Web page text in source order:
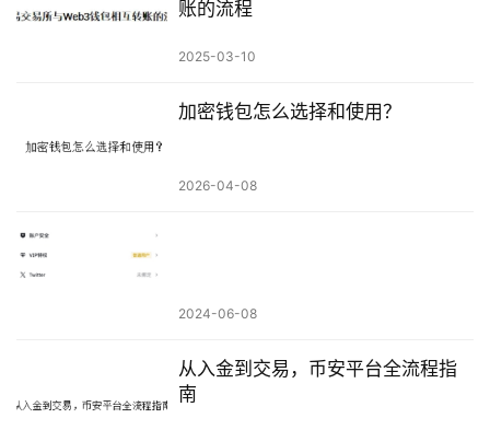
账的流程
2025-03-10
加密钱包怎么选择和使用？
2026-04-08
2024-06-08
从入金到交易，币安平台全流程指
南